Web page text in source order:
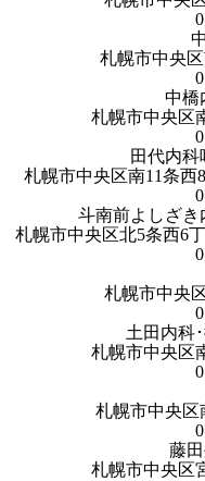
札幌市中央
中橋
札幌市中央区
田代内科
札幌市中央区南11条西
斗南前よしざき
札幌市中央区北5条西6
札幌市中央
土田内科
札幌市中央区
札幌市中央区
藤
札幌市中央区